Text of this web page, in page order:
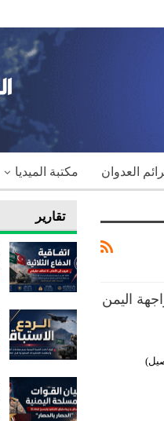
العدوان مكتبة الميديا
اليمن
تقارير